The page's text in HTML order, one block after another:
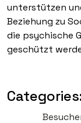
unterstützen
Beziehung zu
die psychische
geschützt